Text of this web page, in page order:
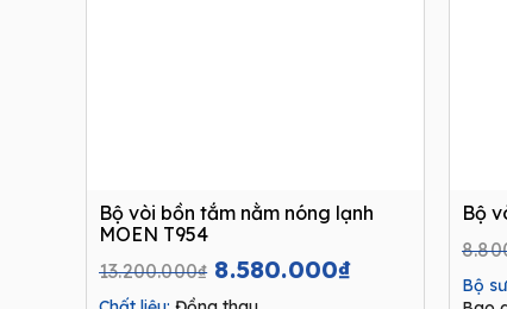
Bộ vòi bồn tắm nằm nóng lạnh
MOEN T954
13.200.000₫ Original
price
8.580.000₫Current
Bộ
Bộ